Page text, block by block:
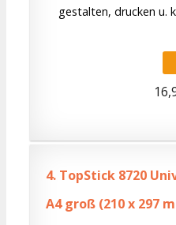
gestalten, drucken u.
4. TopStick 8720
A4 groß (210 x 297